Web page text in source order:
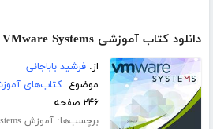
دانلود کتاب آموزشی VMware Systems
از:فرشید باباجانی
موضوع:کتاب‌های
۲۴۶ صفحه
برچسب‌ها:آموزش VMware Systems